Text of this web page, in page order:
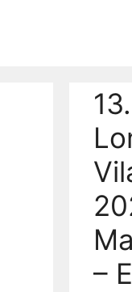
–